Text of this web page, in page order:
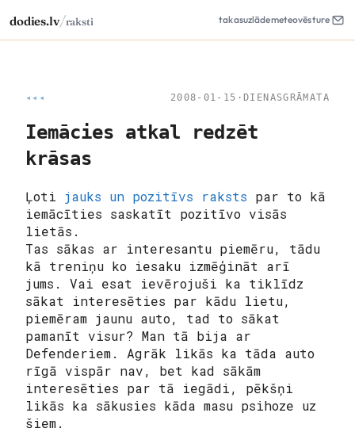
dodies.lv/raksti takasuzlādemeteovēsture
◂◂◂ 2008-01-15 · DIENASGRĀMATA
Iemācies atkal redzēt
krāsas
Ļoti jauks un pozitīvs raksts par to kā
iemācīties saskatīt pozitīvo visās
lietās.
Tas sākas ar interesantu piemēru, tādu
kā treniņu ko iesaku izmēģināt arī
jums. Vai esat ievērojuši ka tiklīdz
sākat interesēties par kādu lietu,
piemēram jaunu auto, tad to sākat
pamanīt visur? Man tā bija ar
Defenderiem. Agrāk likās ka tāda auto
rīgā vispār nav, bet kad sākām
interesēties par tā iegādi, pēkšņi
likās ka sākusies kāda masu psihoze uz
šiem.